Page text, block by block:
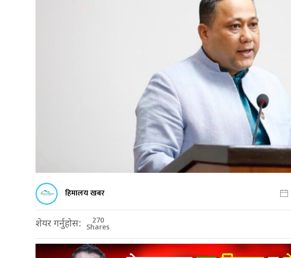
हिमालय खबर
शेयर गर्नुहोस: 270
Shares